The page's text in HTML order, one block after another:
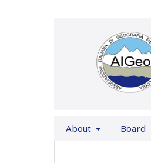
About Board